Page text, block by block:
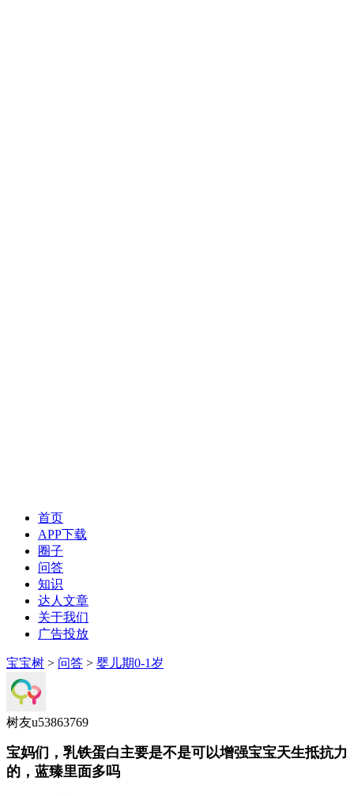
首页
APP下载
圈子
问答
知识
达人文章
关于我们
广告投放
宝宝树 > 问答 > 婴儿期0-1岁
树友u53863769
宝妈们，乳铁蛋白主要是不是可以增强宝宝天生抵抗力
的，蓝臻里面多吗